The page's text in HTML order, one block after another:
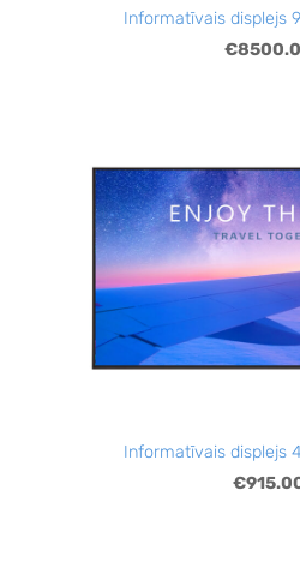
Informatīvais displejs
Informatīvais displejs